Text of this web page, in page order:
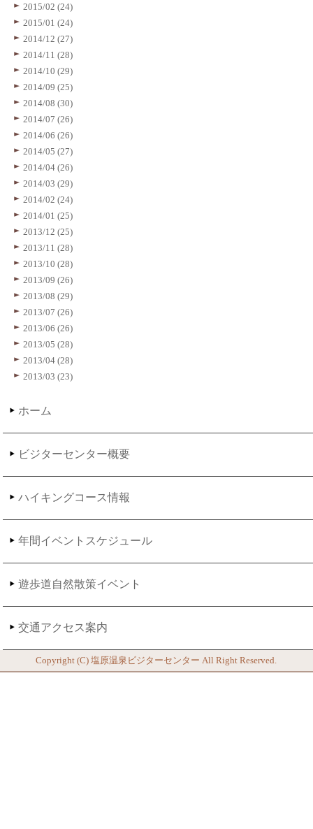
2015/02 (24)
2015/01 (24)
2014/12 (27)
2014/11 (28)
2014/10 (29)
2014/09 (25)
2014/08 (30)
2014/07 (26)
2014/06 (26)
2014/05 (27)
2014/04 (26)
2014/03 (29)
2014/02 (24)
2014/01 (25)
2013/12 (25)
2013/11 (28)
2013/10 (28)
2013/09 (26)
2013/08 (29)
2013/07 (26)
2013/06 (26)
2013/05 (28)
2013/04 (28)
2013/03 (23)
ホーム
ビジターセンター概要
ハイキングコース情報
年間イベントスケジュール
遊歩道自然散策イベント
交通アクセス案内
Copyright (C)塩原温泉ビジターセンター All Right Reserved.